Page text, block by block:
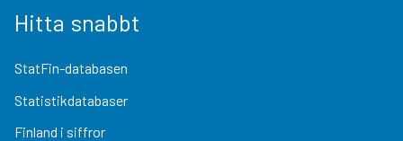
Hitta snabbt
StatFin-databasen
Statistikdatabaser
Finland i siffror